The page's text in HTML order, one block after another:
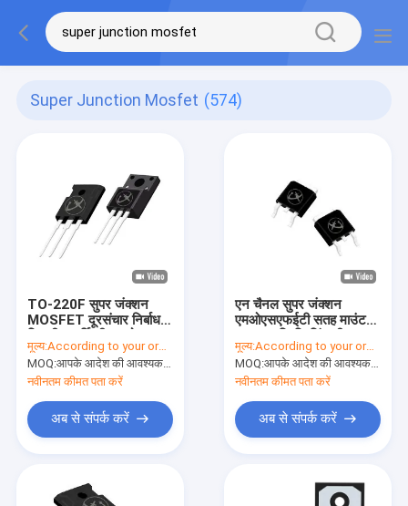
Super Junction Mosfet (574)
TO-220F सुपर जंक्शन
MOSFET दूरसंचार निर्बाध
मूल्य:According to your order requirement
MOQ:आपके आदेश की आवश्यकता के अनुसार
नवीनतम कीमत पता करें
अब से संपर्क करें
एन चैनल सुपर जंक्शन
एमओएसएफईटी सतह माउंट
एमओएस
मूल्य:According to your order requirement
MOQ:आपके आदेश की आवश्यकता के अनुसार
नवीनतम कीमत पता करें
अब से संपर्क करें